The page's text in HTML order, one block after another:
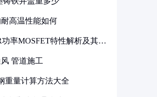
高温性能如何
功率MOSFET特性解析及其在
管道施工
重量计算方法大全